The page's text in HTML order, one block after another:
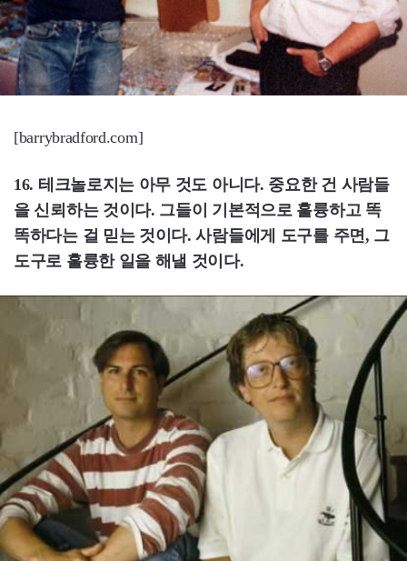
[barrybradford.com]
16. 테크놀로지는 아무 것도 아니다. 중요한 건 사람들
을 신뢰하는 것이다. 그들이 기본적으로 훌륭하고 똑
똑하다는 걸 믿는 것이다. 사람들에게 도구를 주면, 그
도구로 훌륭한 일을 해낼 것이다.